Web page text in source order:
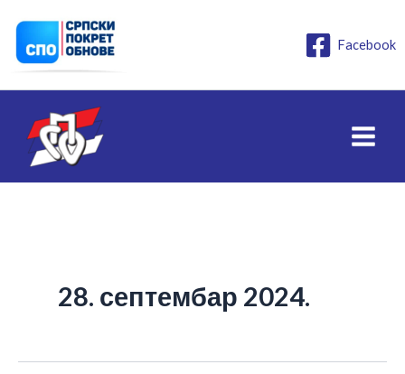
садржај
Facebook
28. септембар 2024.